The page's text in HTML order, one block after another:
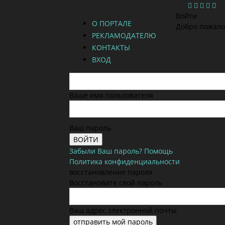
О ПОРТАЛЕ
РЕКЛАМОДАТЕЛЮ
КОНТАКТЫ
ВХОД
Войти
Добро
Ваше имя пользователя
Ваш пароль
Забыли Ваш пароль? Помощь
Политика конфиденциальности
восстановление пароля
Восстановите свой пароль
Ваш адрес электронной почты